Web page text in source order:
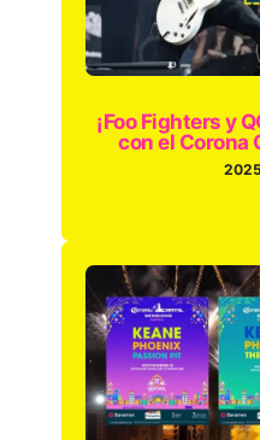
¡Foo Fighters y
con el Corona